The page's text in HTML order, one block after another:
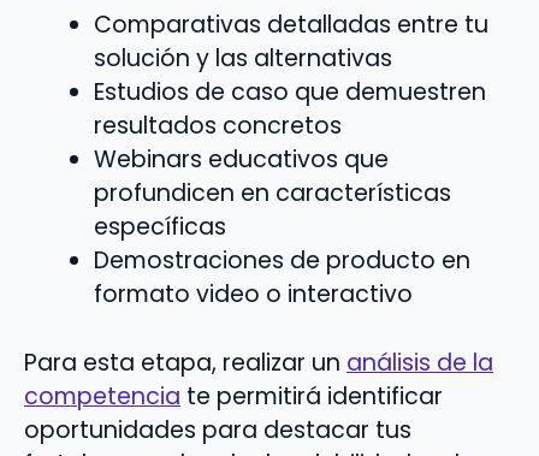
Comparativas detalladas entre tu
solución y las alternativas
Estudios de caso que demuestren
resultados concretos
Webinars educativos que
profundicen en características
específicas
Demostraciones de producto en
formato video o interactivo
Para esta etapa, realizar un análisis de la
competencia te permitirá identificar
oportunidades para destacar tus